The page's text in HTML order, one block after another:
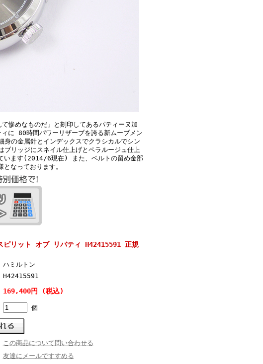
ものだ」と刻印してあるパティーヌ加
に 80時間パワーリザーブを誇る新ムーブメン
の金属針とインデックスでクラシカルでシン
リッジにスネイル仕上げとペラルージュ仕上
います(2014/6現在) また、ベルトの留め金部
なっております。
ピリット オブ リバティ H42415591 正規
ハミルトン
H42415591
169,400円 (税込)
個
この商品について問い合わせる
友達にメールですすめる